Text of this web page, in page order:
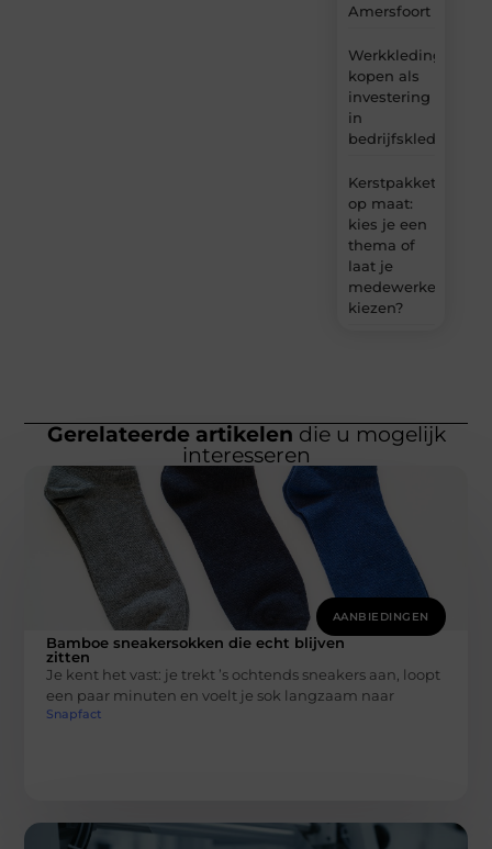
Amersfoort
Werkkleding
kopen als
investering
in
bedrijfskleding
Kerstpakket
op maat:
kies je een
thema of
laat je
medewerkers
kiezen?
Gerelateerde artikelen die u mogelijk
interesseren
AANBIEDINGEN
Bamboe sneakersokken die echt blijven
zitten
Je kent het vast: je trekt ’s ochtends sneakers aan, loopt
een paar minuten en voelt je sok langzaam naar
Snapfact